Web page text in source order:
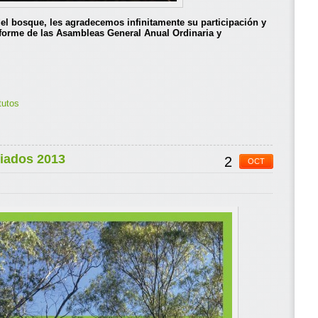
bosque, les agradecemos infinitamente su participación y
de las Asambleas General Anual Ordinaria y
OCT
2
2013